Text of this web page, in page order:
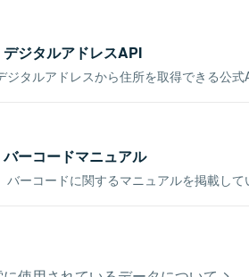
ジタルアドレスAPI
ジタルアドレスから住所を取得できる公式
ーコードマニュアル
バーコードに関するマニュアルを掲載して